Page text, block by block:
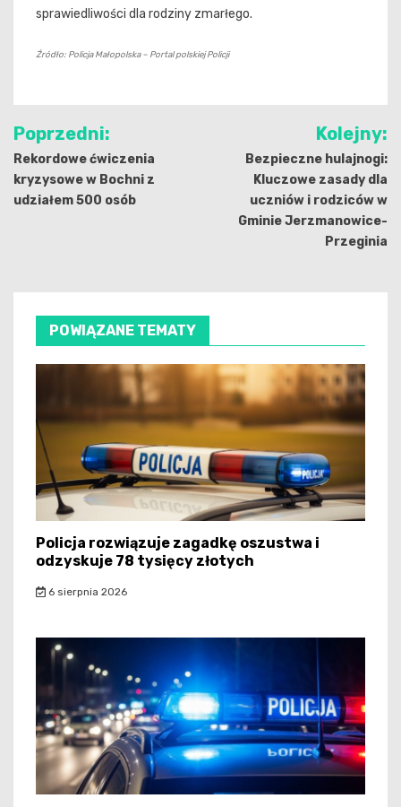
sprawiedliwości dla rodziny zmarłego.
Źródło: Policja Małopolska – Portal polskiej Policji
Nawigacja
wpisu
Poprzedni:
Rekordowe ćwiczenia
kryzysowe w Bochni z
udziałem 500 osób
Kolejny:
Bezpieczne hulajnogi:
Kluczowe zasady dla
uczniów i rodziców w
Gminie Jerzmanowice-
Przeginia
POWIĄZANE TEMATY
Policja rozwiązuje zagadkę oszustwa i
odzyskuje 78 tysięcy złotych
6 sierpnia 2026